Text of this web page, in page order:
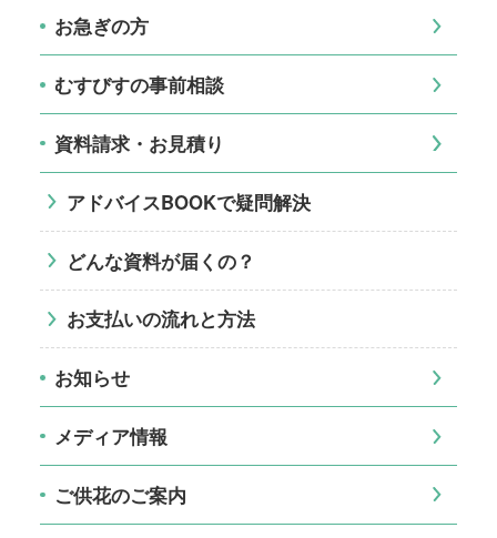
お急ぎの方
むすびすの事前相談
資料請求・お見積り
アドバイスBOOKで疑問解決
どんな資料が届くの？
お支払いの流れと方法
お知らせ
メディア情報
ご供花のご案内